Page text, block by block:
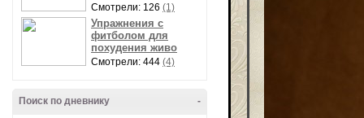
Смотрели: 126 (1)
Упражнения с
фитболом для
похудения живо
Смотрели: 444 (4)
-
Поиск по дневнику